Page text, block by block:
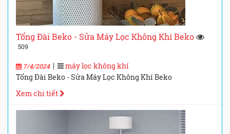
Tổng Đài Beko - Sửa Máy Lọc Không Khí Beko
509
7/4/2024|
máy lọc không khí
Tổng Đài Beko - Sửa Máy Lọc Không Khí Beko
Xem chi tiết